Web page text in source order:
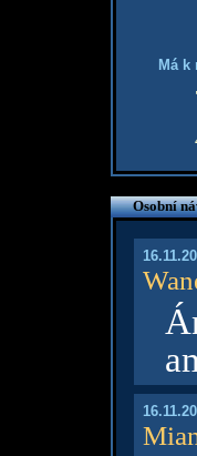
Má k
Osobní